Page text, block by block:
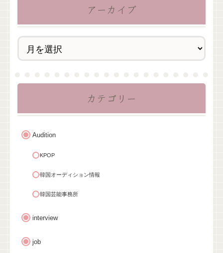
アーカイブ
カテゴリー
Audition
KPOP
韓国オーディション情報
韓国芸能事務所
interview
job